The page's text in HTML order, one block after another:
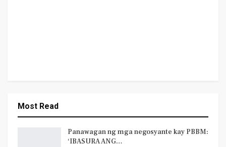
Most Read
Panawagan ng mga negosyante kay PBBM:
‘IBASURA ANG…